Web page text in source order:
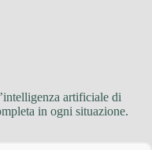
artificiale di
in ogni situazione.